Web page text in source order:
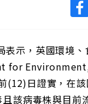
表示，英國環境
for
(12)日證實，在
該病毒株與目前